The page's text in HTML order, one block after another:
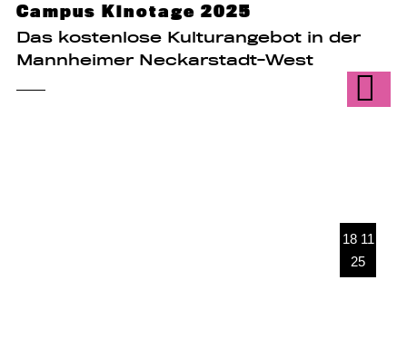
Campus Kinotage 2025
Das kostenlose Kulturangebot in der
Mannheimer Neckarstadt-West
18 11
25